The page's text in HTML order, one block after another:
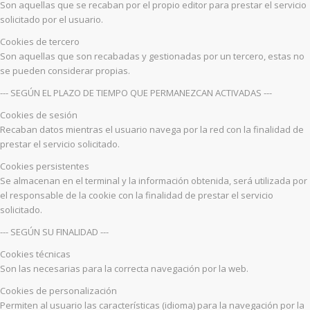
Son aquellas que se recaban por el propio editor para prestar el servicio
solicitado por el usuario.
Cookies de tercero
Son aquellas que son recabadas y gestionadas por un tercero, estas no
se pueden considerar propias.
--- SEGÚN EL PLAZO DE TIEMPO QUE PERMANEZCAN ACTIVADAS ---
Cookies de sesión
Recaban datos mientras el usuario navega por la red con la finalidad de
prestar el servicio solicitado.
Cookies persistentes
Se almacenan en el terminal y la información obtenida, será utilizada por
el responsable de la cookie con la finalidad de prestar el servicio
solicitado.
--- SEGÚN SU FINALIDAD ---
Cookies técnicas
Son las necesarias para la correcta navegación por la web.
Cookies de personalización
Permiten al usuario las características (idioma) para la navegación por la